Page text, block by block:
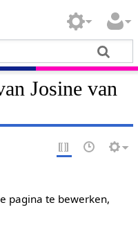
Josine van
pagina te bewerken,